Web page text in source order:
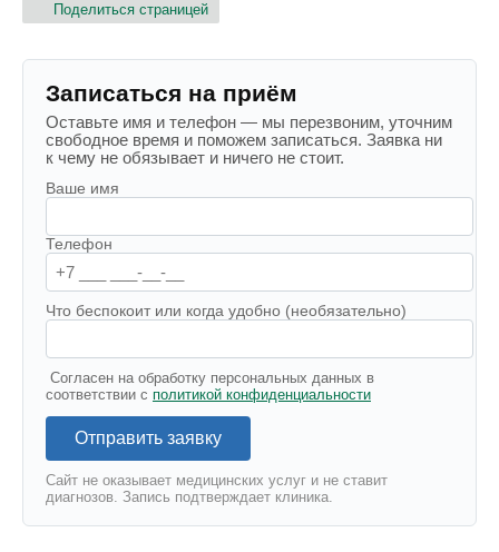
Поделиться страницей
Записаться на приём
Оставьте имя и телефон — мы перезвоним, уточним
свободное время и поможем записаться. Заявка ни
к чему не обязывает и ничего не стоит.
Ваше имя
Телефон
Что беспокоит или когда удобно (необязательно)
Согласен на обработку персональных данных в
соответствии с политикой конфиденциальности
Отправить заявку
Сайт не оказывает медицинских услуг и не ставит
диагнозов. Запись подтверждает клиника.